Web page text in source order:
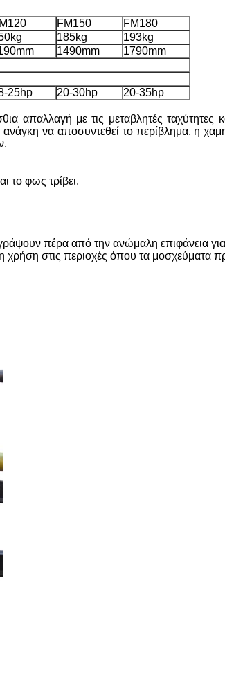
FM150
FM180
185kg
193kg
1490mm
1790mm
25hp 20-30hp 20-35hp
απαλλαγή με τις μεταβλητές ταχύτητες
να αποσυντεθεί το περίβλημα, η
το φως τρίβει.
πέρα από την ανώμαλη επιφάνεια
στις περιοχές όπου τα μοσχεύματα